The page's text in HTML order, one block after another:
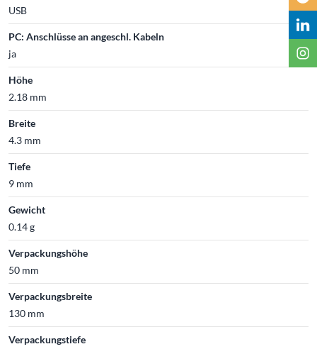
USB
PC: Anschlüsse an angeschl. Kabeln
ja
Höhe
2.18 mm
Breite
4.3 mm
Tiefe
9 mm
Gewicht
0.14 g
Verpackungshöhe
50 mm
Verpackungsbreite
130 mm
Verpackungstiefe